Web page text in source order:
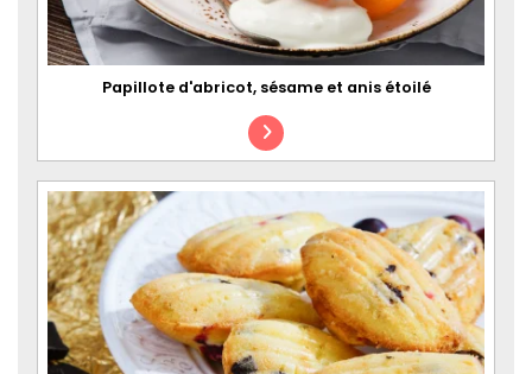
Papillote d'abricot, sésame et anis étoilé